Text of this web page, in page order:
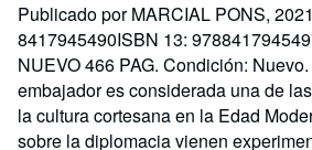
Publicado por MARCIAL PONS,
8417945490ISBN 13:
NUEVO 466 PAG. Condición:
embajador es considerada una de
la cultura cortesana en la Edad
sobre la diplomacia vienen